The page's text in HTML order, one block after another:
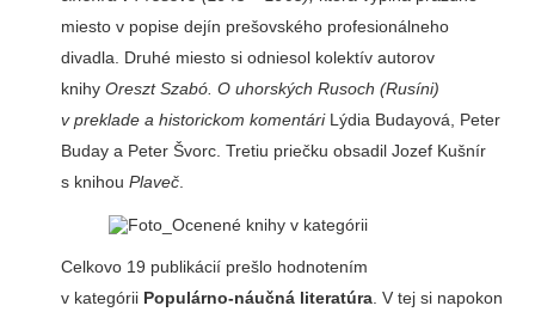
miesto v popise dejín prešovského profesionálneho
divadla. Druhé miesto si odniesol kolektív autorov
knihy Oreszt Szabó. O uhorských Rusoch (Rusíni)
v preklade a historickom komentáriLýdia Budayová, Peter
Buday a Peter Švorc. Tretiu priečku obsadil Jozef Kušnír
s knihou Plaveč.
Celkovo 19 publikácií prešlo hodnotením
v kategórii Populárno-náučná literatúra. V tej si napokon